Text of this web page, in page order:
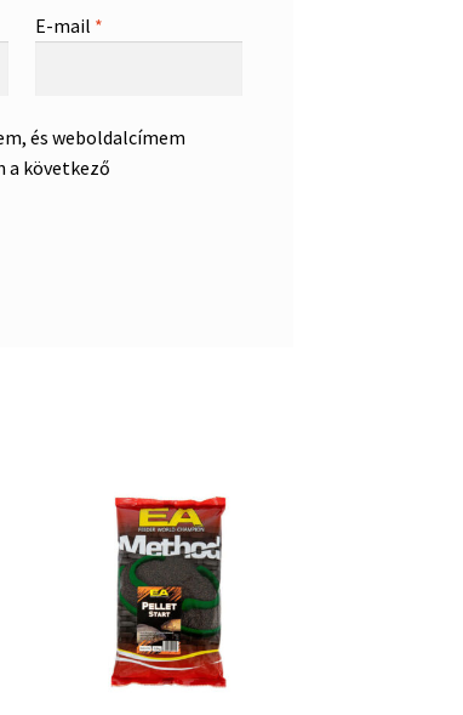
E-mail *
és weboldalcímem
a következő